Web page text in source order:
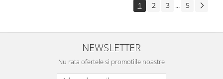
1 2 3 ... 5
NEWSLETTER
Nu rata ofertele si promotiile noastre